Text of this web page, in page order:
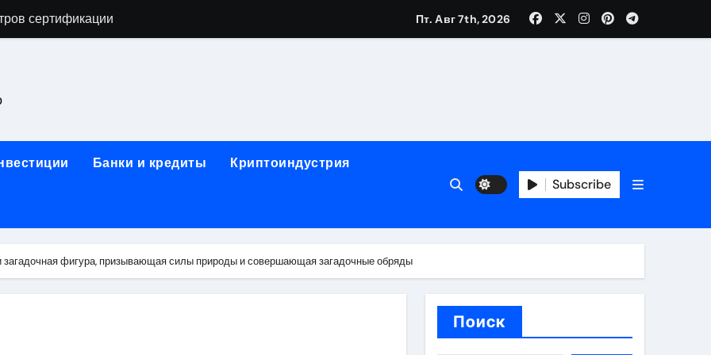
бра в виде факела с эффектом старины
и электрооборудование для ногтевого сервиса, наращивания ресниц и депиляции
работы на объектах культурного наследия
одежды: джемперы, брюки, куртки
от проектной документации до противопожарных мероприятий и обустройства мест отдыха
Пт. Авг 7th, 2026
Банки и кредиты Криптоиндустрия
Subscribe
фигура, призывающая силы природы и совершающая загадочные обряды
Поиск